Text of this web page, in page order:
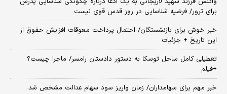
برای ترور/ فرضیه شناسایی در روز قدس قوی نیست
خبر خوش برای بازنشستگان/ احتمال پرداخت معوقات افزایش حقوق از
این تاریخ + جزئیات
تعطیلی کامل ساحل توسکا به دستور دادستان رامسر/ ماجرا چیست؟
+فیلم
خبر مهم برای سهامداران/ زمان واریز سود سهام عدالت مشخص شد